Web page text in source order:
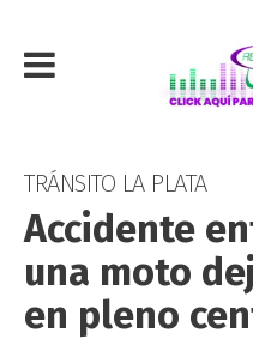
TRÁNSITO LA PLATA
Accidente
una moto
en pleno